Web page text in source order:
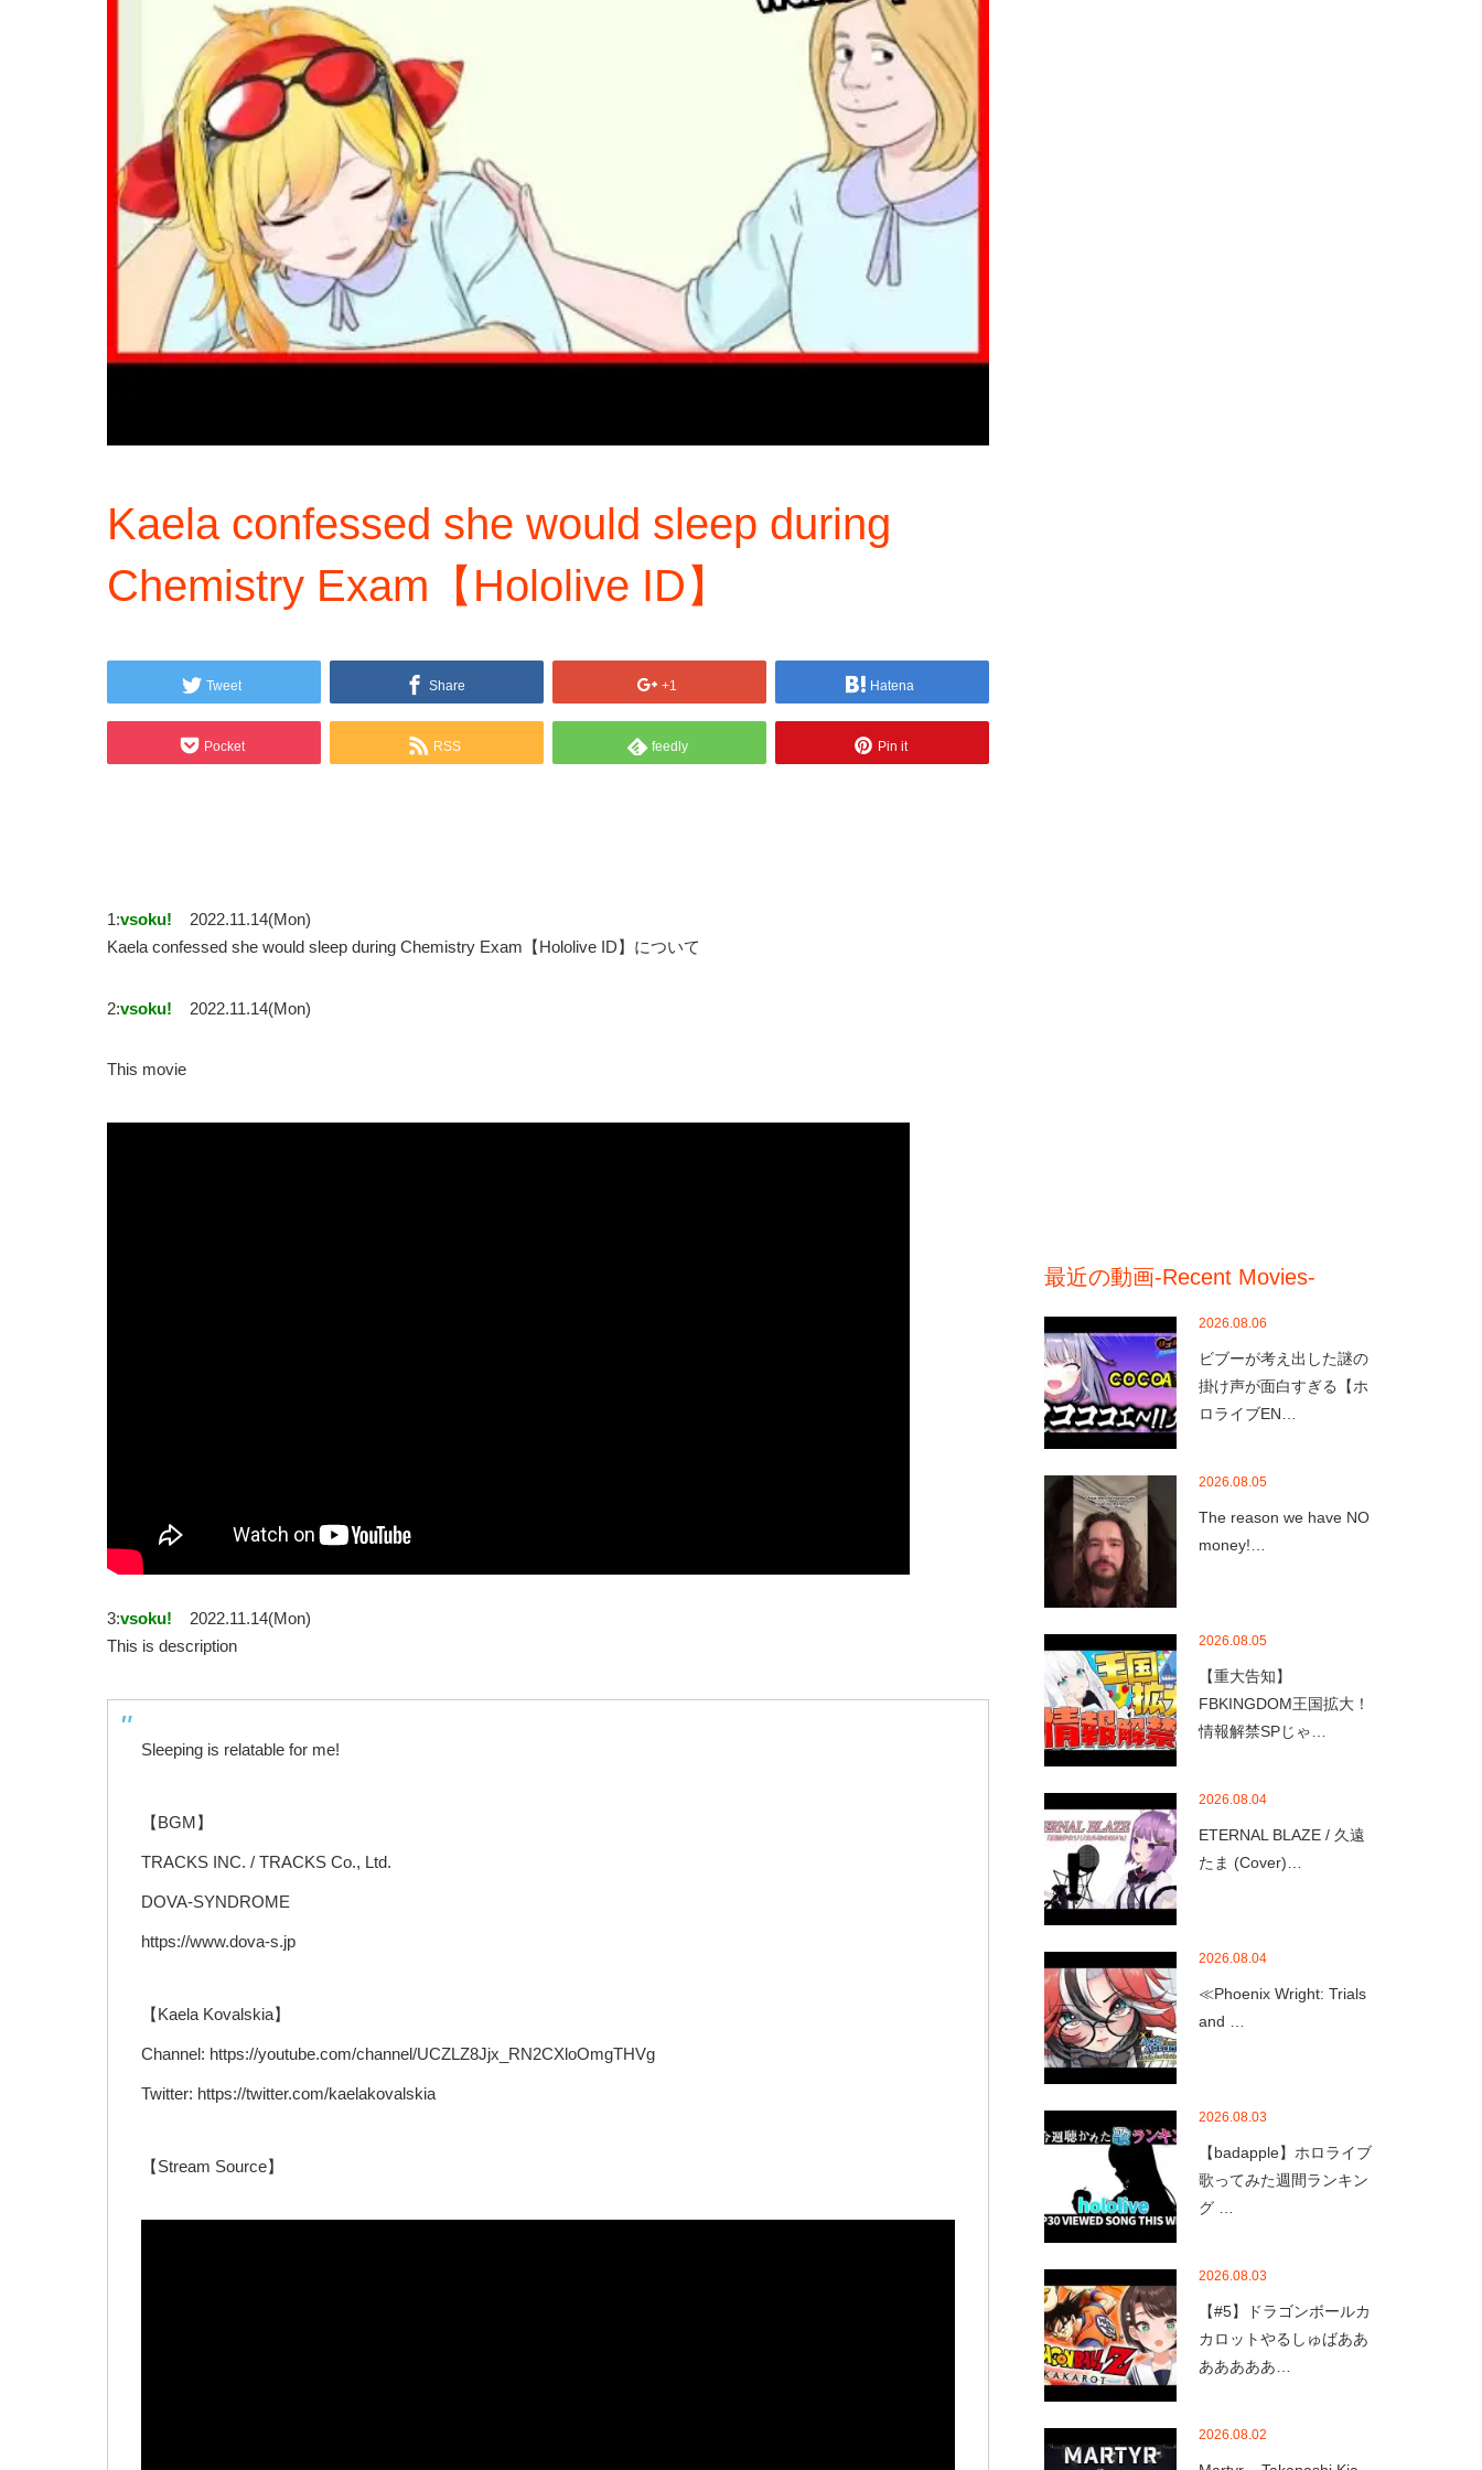
Kaela confessed she would sleep during
Chemistry Exam【Hololive ID】
Tweet Share +1 Hatena
Pocket RSS feedly Pin it
1:vsoku!
2022.11.14(Mon)
Kaela confessed she would sleep during Chemistry Exam【Hololive ID】について
2:vsoku! 2022.11.14(Mon)
This movie
3:vsoku!
2022.11.14(Mon)
This is description
Sleeping is relatable for me!
【BGM】
TRACKS INC. / TRACKS Co., Ltd.
DOVA-SYNDROME
https://www.dova-s.jp
【Kaela Kovalskia】
Channel: https://youtube.com/channel/UCZLZ8Jjx_RN2CXloOmgTHVg
Twitter: https://twitter.com/kaelakovalskia
【Stream Source】
最近の動画-Recent Movies-
2026.08.06
ビブーが考え出した謎の
掛け声が面白すぎる【ホ
ロライブEN…
2026.08.05
The reason we have NO
money!…
2026.08.05
【重大告知】
FBKINGDOM王国拡大！
情報解禁SPじゃ…
2026.08.04
ETERNAL BLAZE / 久遠
たま (Cover)…
2026.08.04
≪Phoenix Wright: Trials
and …
2026.08.03
【badapple】ホロライブ
歌ってみた週間ランキン
グ …
2026.08.03
【#5】ドラゴンボールカ
カロットやるしゅばああ
あああああ…
2026.08.02